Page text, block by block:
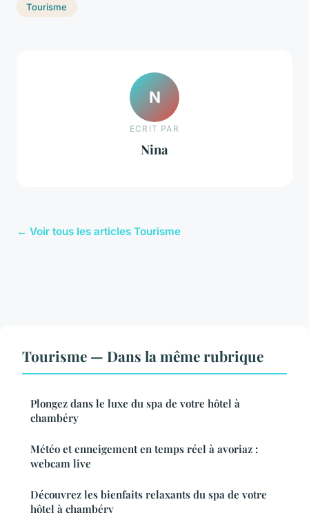
Tourisme
N
ECRIT PAR
Nina
← Voir tous les articles Tourisme
Tourisme — Dans la même rubrique
Plongez dans le luxe du spa de votre hôtel à
chambéry
Météo et enneigement en temps réel à avoriaz :
webcam live
Découvrez les bienfaits relaxants du spa de votre
hôtel à chambéry